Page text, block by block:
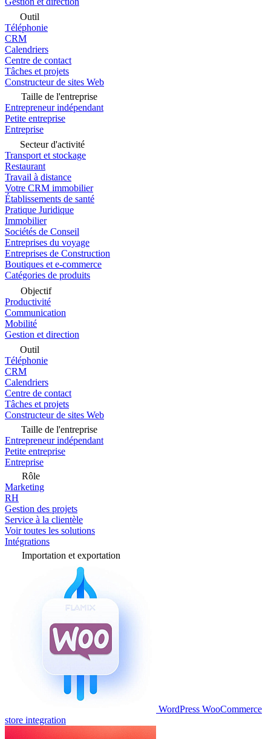
Outil
Téléphonie
CRM
Calendriers
Centre de contact
Tâches et projets
Constructeur de sites Web
Taille de l'entreprise
Entrepreneur indépendant
Petite entreprise
Entreprise
Secteur d'activité
Transport et stockage
Restaurant
Travail à distance
Votre CRM immobilier
Établissements de santé
Pratique Juridique
Immobilier
Sociétés de Conseil
Entreprises du voyage
Entreprises de Construction
Boutiques et e-commerce
Catégories de produits
Objectif
Productivité
Communication
Mobilité
Gestion et direction
Outil
Téléphonie
CRM
Calendriers
Centre de contact
Tâches et projets
Constructeur de sites Web
Taille de l'entreprise
Entrepreneur indépendant
Petite entreprise
Entreprise
Rôle
Marketing
RH
Gestion des projets
Service à la clientèle
Voir toutes les solutions
Intégrations
Importation et exportation
WordPress WooCommerce
store integration